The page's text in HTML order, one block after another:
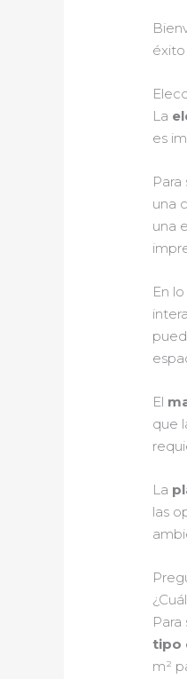
La
es
Para
una
una
En
El
que
La
las
tipo
m²